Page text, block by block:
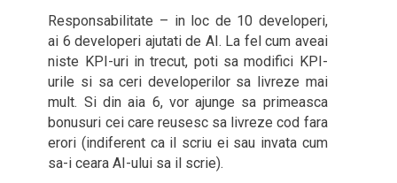
Responsabilitate – in loc de 10 developeri,
ai 6 developeri ajutati de AI. La fel cum aveai
niste KPI-uri in trecut, poti sa modifici KPI-
urile si sa ceri developerilor sa livreze mai
mult. Si din aia 6, vor ajunge sa primeasca
bonusuri cei care reusesc sa livreze cod fara
erori (indiferent ca il scriu ei sau invata cum
sa-i ceara AI-ului sa il scrie).